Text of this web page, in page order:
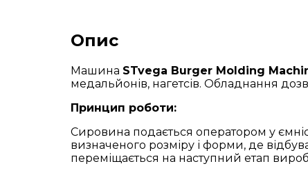
Опис
Машина STvega Burger Molding
медальйонів, нагетсів. Обладнання
Принцип роботи:
Сировина подається оператором у
визначеного розміру і форми, де
переміщається на наступний етап